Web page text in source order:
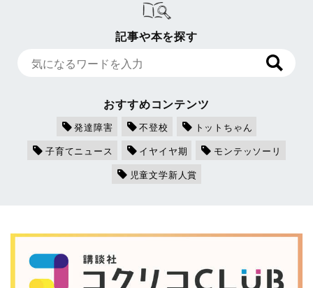
記事や本を探す
おすすめコンテンツ
発達障害 不登校
トットちゃん
子育てニュース
イヤイヤ期
モンテッソーリ
児童文学新人賞